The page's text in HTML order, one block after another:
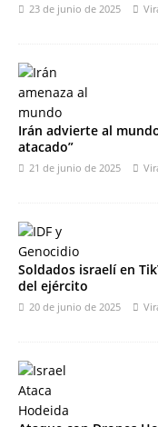
23 de junio de 2025
Irán advierte al
atacado”
21 de junio de 2025
Soldados israelí en
del ejército
20 de junio de 2025